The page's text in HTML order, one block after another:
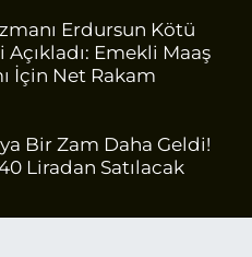
Erdursun Kötü
Açıkladı: Emekli Maaş
İçin Net Rakam
Bir Zam Daha Geldi!
Liradan Satılacak